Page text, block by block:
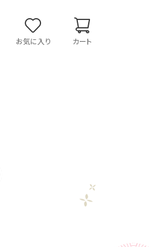
お気に入り カート